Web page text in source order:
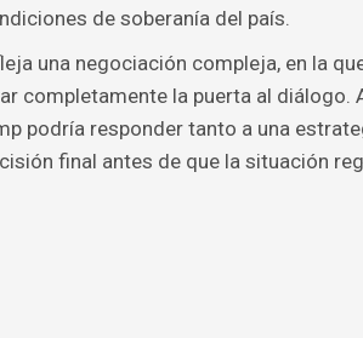
de soberanía del país.
una negociación compleja, en la
completamente la puerta al diálogo.
podría responder tanto a una
final antes de que la situación